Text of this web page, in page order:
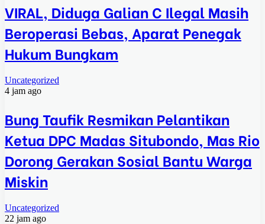
VIRAL, Diduga Galian C Ilegal Masih
Beroperasi Bebas, Aparat Penegak
Hukum Bungkam
Uncategorized
4 jam ago
Bung Taufik Resmikan Pelantikan
Ketua DPC Madas Situbondo, Mas Rio
Dorong Gerakan Sosial Bantu Warga
Miskin
Uncategorized
22 jam ago